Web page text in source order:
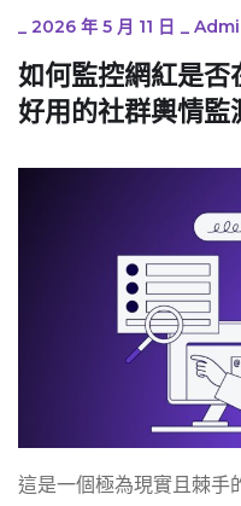
_ 2026 年 5 月 11 日 _
如何監控網紅是否
好用的社群輿情監
這是一個極為現實且棘手